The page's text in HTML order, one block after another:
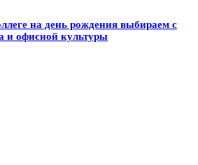
на день рождения выбираем с
и офисной культуры